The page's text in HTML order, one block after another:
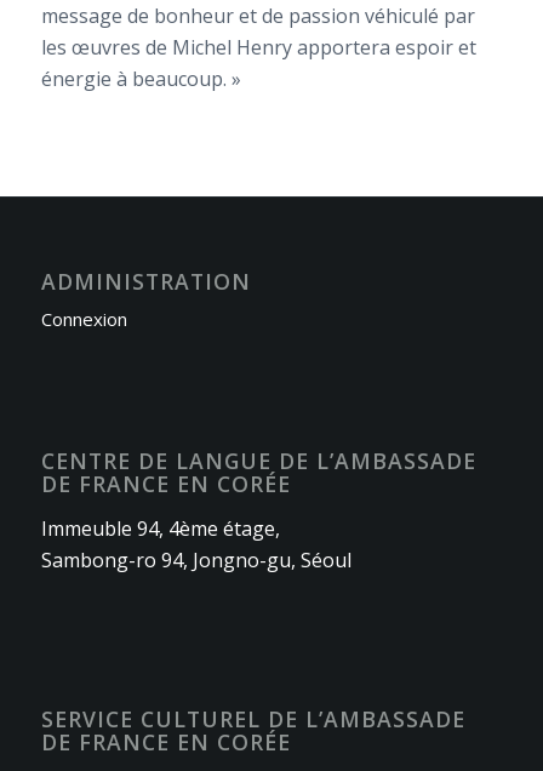
message de bonheur et de passion véhiculé par
les œuvres de Michel Henry apportera espoir et
énergie à beaucoup. »
ADMINISTRATION
Connexion
CENTRE DE LANGUE DE L’AMBASSADE
DE FRANCE EN CORÉE
Immeuble 94, 4ème étage,
Sambong-ro 94, Jongno-gu, Séoul
SERVICE CULTUREL DE L’AMBASSADE
DE FRANCE EN CORÉE